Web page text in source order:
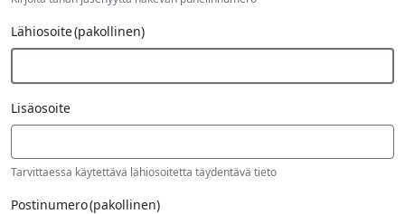
Lähiosoite(pakollinen)
Lisäosoite
Tarvittaessa käytettävä lähiosoitetta täydentävä tieto
Postinumero(pakollinen)